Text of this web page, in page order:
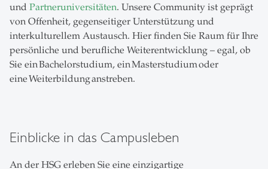
und Partneruniversitäten. Unsere Community ist geprägt
von Offenheit, gegenseitiger Unterstützung und
interkulturellem Austausch. Hier finden Sie Raum für Ihre
persönliche und berufliche Weiterentwicklung – egal, ob
Sie ein Bachelorstudium, ein Masterstudium oder
eine Weiterbildung anstreben.
Einblicke in das Campusleben
An der HSG erleben Sie eine einzigartige